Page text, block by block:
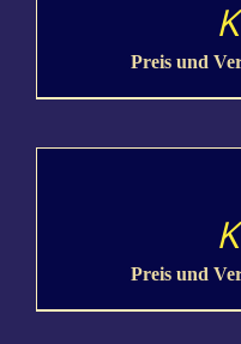
Preis und
Preis und